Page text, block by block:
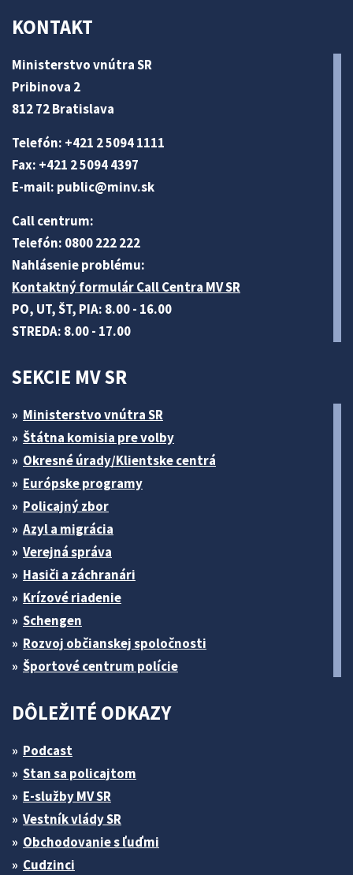
KONTAKT
Ministerstvo vnútra SR
Pribinova 2
812 72 Bratislava
Telefón: +421 2 5094 1111
Fax: +421 2 5094 4397
E-mail: public@minv.sk
Call centrum:
Telefón: 0800 222 222
Nahlásenie problému:
Kontaktný formulár Call Centra MV SR
PO, UT, ŠT, PIA: 8.00 - 16.00
STREDA: 8.00 - 17.00
SEKCIE MV SR
Ministerstvo vnútra SR
Štátna komisia pre volby
Okresné úrady/Klientske centrá
Európske programy
Policajný zbor
Azyl a migrácia
Verejná správa
Hasiči a záchranári
Krízové riadenie
Schengen
Rozvoj občianskej spoločnosti
Športové centrum polície
DÔLEŽITÉ ODKAZY
Podcast
Stan sa policajtom
E-služby MV SR
Vestník vlády SR
Obchodovanie s ľuďmi
Cudzinci